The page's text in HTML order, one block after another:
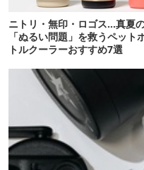
ニトリ・無印・ロゴス…真夏
「ぬるい問題」を救うペット
トルクーラーおすすめ7選